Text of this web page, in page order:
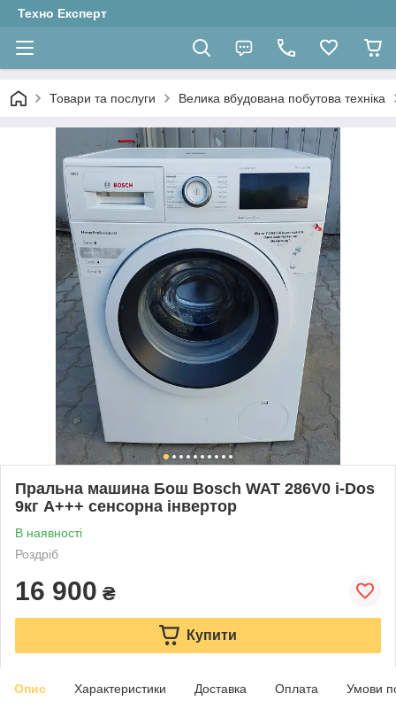
Техно Експерт
Товари та послуги Велика вбудована побутова техніка
Пральна машина Бош Bosch WAT 286V0 i-Dos
9кг А+++ сенсорна інвертор
В наявності
Роздріб
16 900 ₴
Купити
Опис Характеристики Доставка Оплата Умови